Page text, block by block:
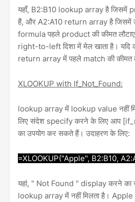
यहाँ, B2:B10 lookup array है जिसमें
हैं, और A2:A10 return array है जिसमें
formula पहले product की कीमत
right-to-left दिशा में मेल खाता है। यदि
return array में पहले match की कीमत
XLOOKUP with If_Not_Found:
lookup array में lookup value नहीं
लिए संदेश specify करने के लिए आप
का उपयोग कर सकते हैं। उदाहरण के लिए:
=XLOOKUP("Apple", B2:B10,
यहां, " Not Found " display करने
lookup array में नहीं मिलता है। Apple